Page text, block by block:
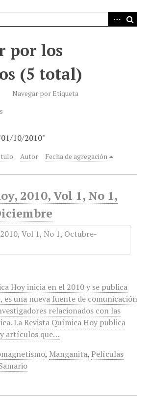
por los
(5 total)
Navegar por Etiqueta
10/2010"
Autor Fecha de agregación
2010, Vol 1, No 1,
Hoy inicia en el 2010 y se publica
una nueva fuente de comunicación
relacionados con las
La Revista Química Hoy publica
artículos que…
, Manganita, Películas